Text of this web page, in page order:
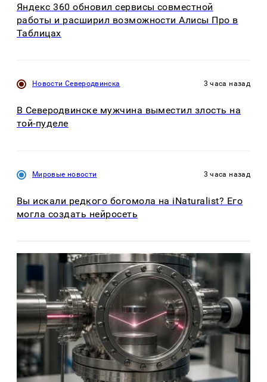
Яндекс 360 обновил сервисы совместной
работы и расширил возможности Алисы Про в
Таблицах
Новости Северодвинска 3 часа назад
В Северодвинске мужчина выместил злость на
той-пуделе
Мировые новости 3 часа назад
Вы искали редкого богомола на iNaturalist? Его
могла создать нейросеть